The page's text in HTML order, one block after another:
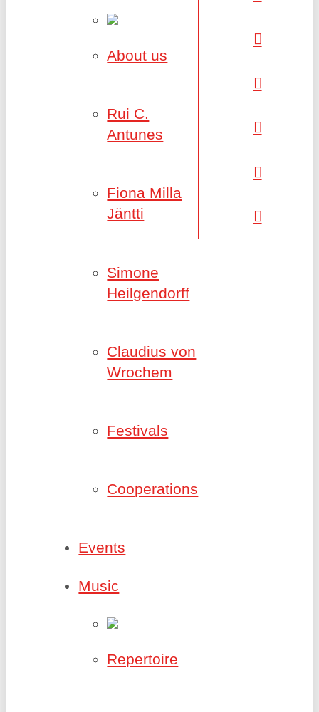
About us
Rui C.
Antunes
Fiona Milla
Jäntti
Simone
Heilgendorff
Claudius von
Wrochem
Festivals
Cooperations
Events
Music
Repertoire